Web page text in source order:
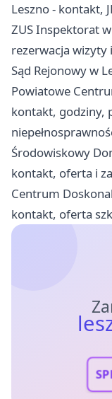
Leszno - kontakt,
ZUS Inspektorat
rezerwacja wizyty
Sąd Rejonowy w
Powiatowe
kontakt, godziny,
Środowiskowy
kontakt, oferta i
Centrum
kontakt, oferta